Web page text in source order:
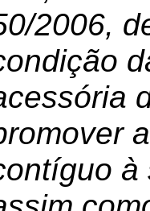
2006,
à